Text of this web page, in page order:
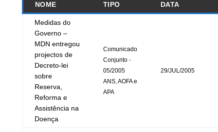
NOME TIPO DATA
Medidas do
Governo –
MDN entregou
projectos de
Decreto-lei
sobre
Reserva,
Reforma e
Assistência na
Doença
Comunicado
Conjunto -
05/2005
ANS, AOFA e
APA
29/JUL/2005